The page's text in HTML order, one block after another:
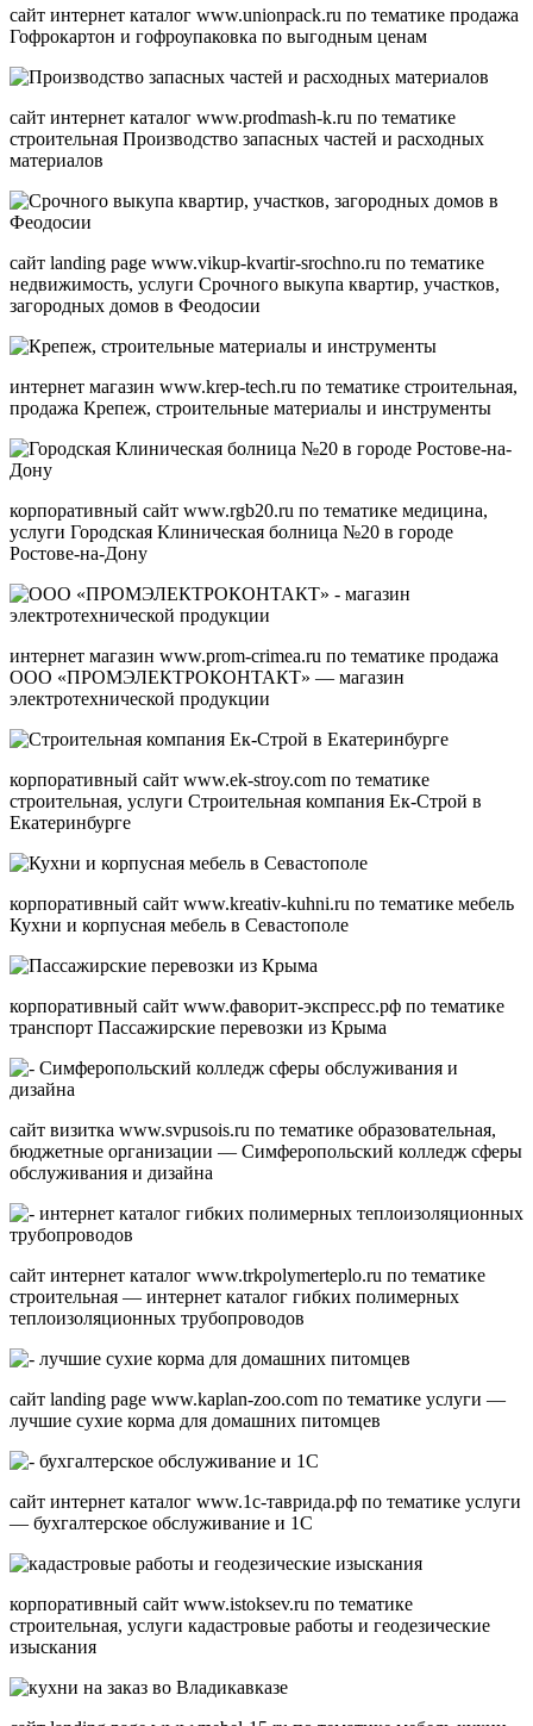
сайт интернет каталог www.unionpack.ru по тематике продажа
Гофрокартон и гофроупаковка по выгодным ценам
сайт интернет каталог www.prodmash-k.ru по тематике
строительная Производство запасных частей и расходных
материалов
сайт landing page www.vikup-kvartir-srochno.ru по тематике
недвижимость, услуги Срочного выкупа квартир, участков,
загородных домов в Феодосии
интернет магазин www.krep-tech.ru по тематике строительная,
продажа Крепеж, строительные материалы и инструменты
корпоративный сайт www.rgb20.ru по тематике медицина,
услуги Городская Клиническая болница №20 в городе
Ростове-на-Дону
интернет магазин www.prom-crimea.ru по тематике продажа
ООО «ПРОМЭЛЕКТРОКОНТАКТ» — магазин
электротехнической продукции
корпоративный сайт www.ek-stroy.com по тематике
строительная, услуги Строительная компания Ек-Строй в
Екатеринбурге
корпоративный сайт www.kreativ-kuhni.ru по тематике мебель
Кухни и корпусная мебель в Севастополе
корпоративный сайт www.фаворит-экспресс.рф по тематике
транспорт Пассажирские перевозки из Крыма
сайт визитка www.svpusois.ru по тематике образовательная,
бюджетные организации — Симферопольский колледж сферы
обслуживания и дизайна
сайт интернет каталог www.trkpolymerteplo.ru по тематике
строительная — интернет каталог гибких полимерных
теплоизоляционных трубопроводов
сайт landing page www.kaplan-zoo.com по тематике услуги —
лучшие сухие корма для домашних питомцев
сайт интернет каталог www.1с-таврида.рф по тематике услуги
— бухгалтерское обслуживание и 1С
корпоративный сайт www.istoksev.ru по тематике
строительная, услуги кадастровые работы и геодезические
изыскания